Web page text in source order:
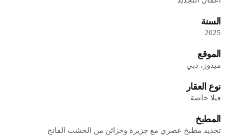
السنة
2025
الموقع
ميدوز، دبي
نوع العقار
فيلا خاصة
المطبخ
تجديد مطبخ عصري مع جزيرة وخزائن من الخشب الفاتح